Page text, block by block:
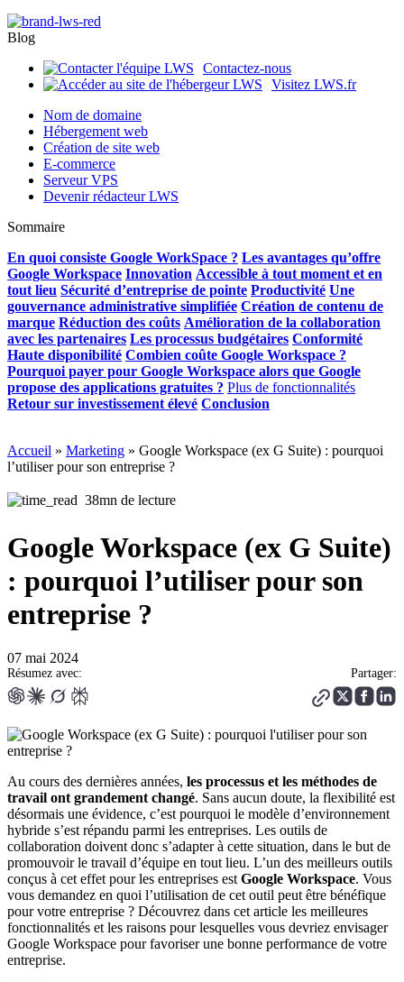
Blog
Contactez-nous
Visitez LWS.fr
Nom de domaine
Hébergement web
Création de site web
E-commerce
Serveur VPS
Devenir rédacteur LWS
Sommaire
En quoi consiste Google WorkSpace ? Les avantages qu’offre
Google Workspace Innovation Accessible à tout moment et en
tout lieu Sécurité d’entreprise de pointe Productivité Une
gouvernance administrative simplifiée Création de contenu de
marque Réduction des coûts Amélioration de la collaboration
avec les partenaires Les processus budgétaires Conformité
Haute disponibilité Combien coûte Google Workspace ?
Pourquoi payer pour Google Workspace alors que Google
propose des applications gratuites ? Plus de fonctionnalités
Retour sur investissement élevé Conclusion
Accueil » Marketing » Google Workspace (ex G Suite) : pourquoi
l’utiliser pour son entreprise ?
38mn de lecture
Google Workspace (ex G Suite)
: pourquoi l’utiliser pour son
entreprise ?
07 mai 2024
Résumez avec: Partager:
Au cours des dernières années, les processus et les méthodes de
travail ont grandement changé. Sans aucun doute, la flexibilité est
désormais une évidence, c’est pourquoi le modèle d’environnement
hybride s’est répandu parmi les entreprises. Les outils de
collaboration doivent donc s’adapter à cette situation, dans le but de
promouvoir le travail d’équipe en tout lieu. L’un des meilleurs outils
conçus à cet effet pour les entreprises est Google Workspace. Vous
vous demandez en quoi l’utilisation de cet outil peut être bénéfique
pour votre entreprise ? Découvrez dans cet article les meilleures
fonctionnalités et les raisons pour lesquelles vous devriez envisager
Google Workspace pour favoriser une bonne performance de votre
entreprise.